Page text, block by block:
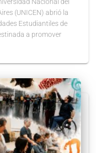
(UNICEN) abrió la
Estudiantiles de
a promover